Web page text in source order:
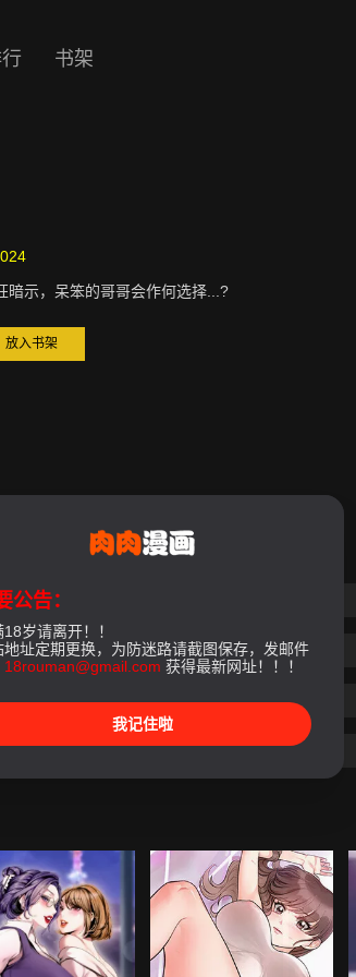
书架
暗示，呆笨的哥哥会作何选择...?
放入书架
第5話
話 第17話 第18話 第19話
話 第29話 第30話 第31話
話 第41話 第42話 第43話
公告：
岁请离开！！
地址定期更换，为防迷路请截图保存，发邮件
18rouman@gmail.com 获得最新网址！！！
我记住啦